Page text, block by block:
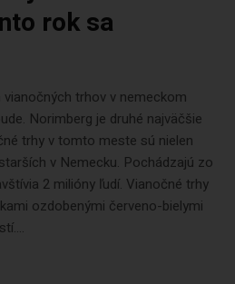
rok sa
trhov v nemeckom
Norimberg je druhé najväčšie
trhy v tomto meste sú nielen
v Nemecku. Pochádzajú zo
2 milióny ľudí. Vianočné trhy
ozdobenými červeno-bielymi